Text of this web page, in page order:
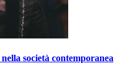
società contemporanea